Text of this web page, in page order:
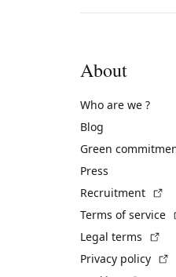
About
Who are we ?
Blog
Green
Press
Recruitment
Terms of service
Legal terms
Privacy policy